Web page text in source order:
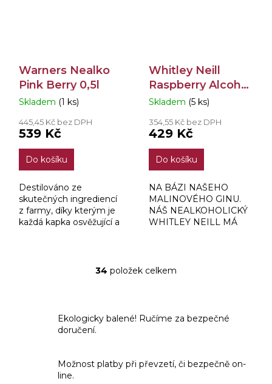
Warners Nealko
Pink Berry 0,5l
Průměrné
produktu
je
5,0
5
hvězdiček.
Skladem (1 ks)
445,45 Kč bez DPH
539 Kč
Do košíku
Destilováno ze
skutečných ingrediencí
z farmy, díky kterým je
každá kapka osvěžující a
různými přírodními...
Whitley Neill
Raspberry Alcohol
Free 0,7l
Průměrné
produktu
je
4,5
5
hvězdiček.
Skladem (5 ks)
354,55 Kč bez DPH
429 Kč
Do košíku
NA BÁZI NAŠEHO
MALINOVÉHO GINU.
NÁŠ NEALKOHOLICKÝ
WHITLEY NEILL MÁ
INSPIROVÁN JASNOU
JEMNÁ...
O
d
p
34 položek celkem
Ekologicky balené! Ručíme za bezpečné
doručení.
Možnost platby při převzetí, či bezpečně on-
line.